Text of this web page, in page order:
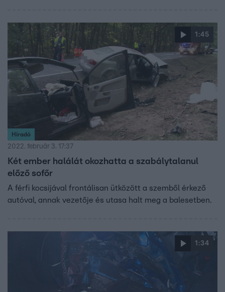
1:45
Híradó
2022. február 3. 17:37
Két ember halálát okozhatta a szabálytalanul
előző sofőr
A férfi kocsijával frontálisan ütközött a szemből érkező
autóval, annak vezetője és utasa halt meg a balesetben.
1:34